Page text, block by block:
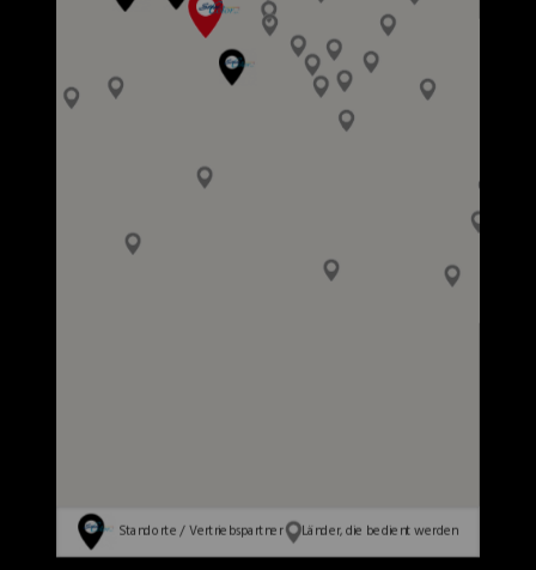
Standorte / Vertriebspartner Länder, die bedient werden